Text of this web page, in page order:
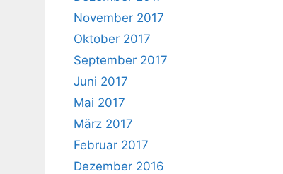
November 2017
Oktober 2017
September 2017
Juni 2017
Mai 2017
März 2017
Februar 2017
Dezember 2016